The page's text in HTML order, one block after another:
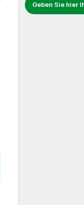
Geben Sie hier